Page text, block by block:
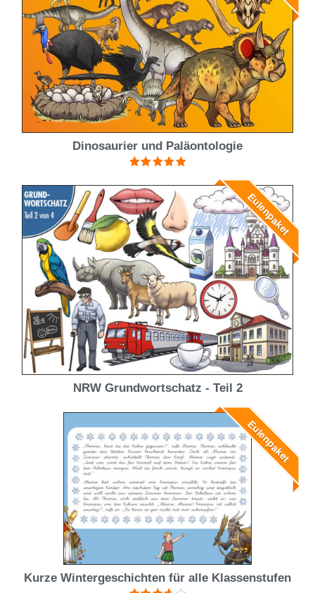
Dinosaurier und Paläontologie
5.00von 5 Eulenpaket
NRW Grundwortschatz - Teil 2
Eulenpaket
Kurze Wintergeschichten für alle Klassenstufen